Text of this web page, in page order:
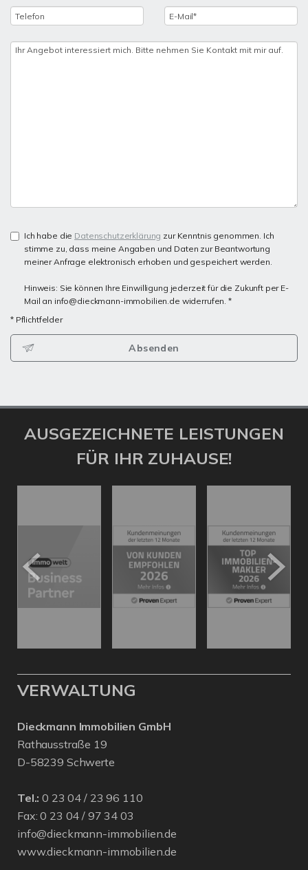
Ich habe die Datenschutzerklärung zur Kenntnis genommen. Ich
stimme zu, dass meine Angaben und Daten zur Beantwortung
meiner Anfrage elektronisch erhoben und gespeichert werden.
Hinweis: Sie können Ihre Einwilligung jederzeit für die Zukunft per E-
Mail an info@dieckmann-immobilien.de widerrufen. *
* Pflichtfelder
Absenden
AUSGEZEICHNETE LEISTUNGEN
FÜR IHR ZUHAUSE!
VERWALTUNG
Dieckmann Immobilien GmbH
Rathausstraße 19
D-58239 Schwerte
Tel.: 0 23 04 / 23 96 110
Fax: 0 23 04 / 97 34 03
info@dieckmann-immobilien.de
www.dieckmann-immobilien.de